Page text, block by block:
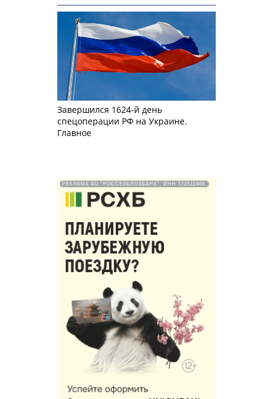
Завершился 1624-й день
спецоперации РФ на Украине.
Главное
РЕКЛАМА АО "РОССЕЛЬХОЗБАНК". ИНН 772511448.